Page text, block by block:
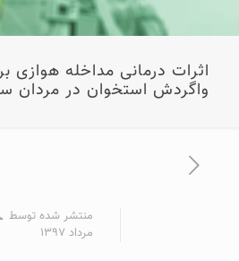
اثرات درمانی مداخله
واگردش استخوان در مردان
منتشر شده توسط
مرداد ۱۳۹۷